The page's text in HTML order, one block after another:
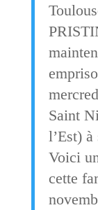
Saint
l’Est)
Voici
cette